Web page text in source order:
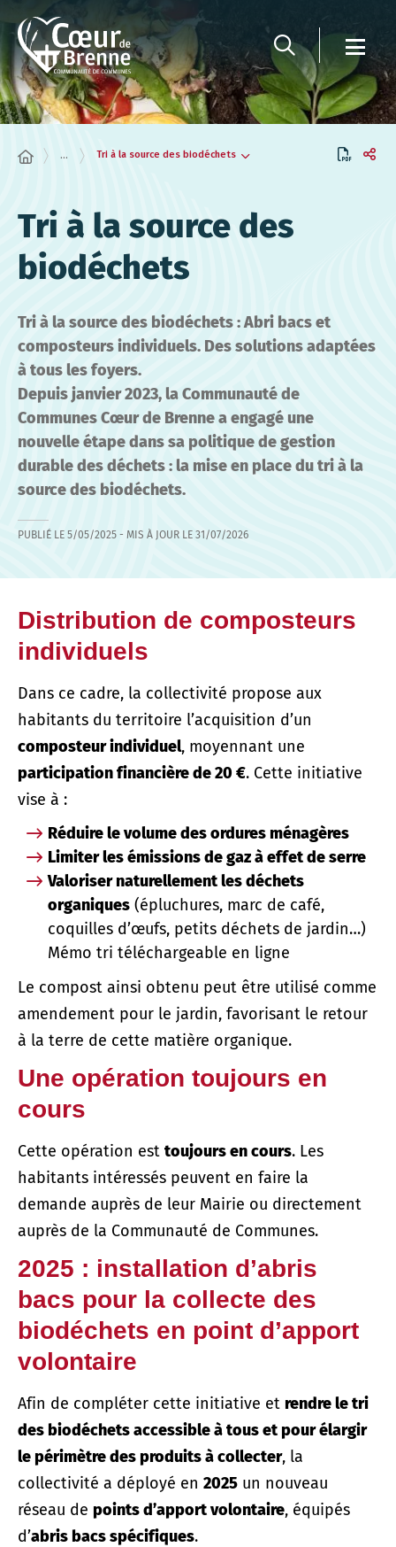
Panneau de gestion des cookies
... Tri à la source des biodéchets
Tri à la source des
biodéchets
Tri à la source des biodéchets : Abri bacs et
composteurs individuels. Des solutions adaptées
à tous les foyers.
Depuis janvier 2023, la Communauté de
Communes Cœur de Brenne a engagé une
nouvelle étape dans sa politique de gestion
durable des déchets : la mise en place du tri à la
source des biodéchets.
PUBLIÉ LE 5/05/2025 - MIS À JOUR LE 31/07/2026
Distribution de composteurs
individuels
Dans ce cadre, la collectivité propose aux
habitants du territoire l’acquisition d’un
composteur individuel, moyennant une
participation financière de 20 €. Cette initiative
vise à :
Réduire le volume des ordures ménagères
Limiter les émissions de gaz à effet de serre
Valoriser naturellement les déchets
organiques (épluchures, marc de café,
coquilles d’œufs, petits déchets de jardin…)
Mémo tri téléchargeable en ligne
Le compost ainsi obtenu peut être utilisé comme
amendement pour le jardin, favorisant le retour
à la terre de cette matière organique.
Une opération toujours en
cours
Cette opération est toujours en cours. Les
habitants intéressés peuvent en faire la
demande auprès de leur Mairie ou directement
auprès de la Communauté de Communes.
2025 : installation d’abris
bacs pour la collecte des
biodéchets en point d’apport
volontaire
Afin de compléter cette initiative et rendre le tri
des biodéchets accessible à tous et pour élargir
le périmètre des produits à collecter, la
collectivité a déployé en 2025 un nouveau
réseau de points d’apport volontaire, équipés
d’abris bacs spécifiques.